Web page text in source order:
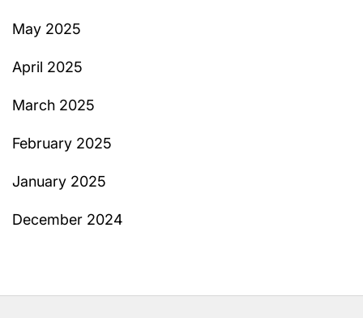
May 2025
April 2025
March 2025
February 2025
January 2025
December 2024